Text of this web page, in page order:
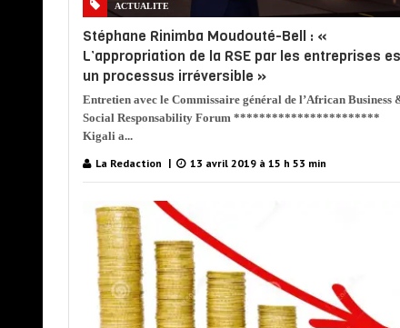
ACTUALITE
Stéphane Rinimba Moudouté-Bell : «
L’appropriation de la RSE par les entreprises
un processus irréversible »
Entretien avec le Commissaire général de l’African Business
Social Responsability Forum ***********************
Kigali a...
La Redaction
13 avril 2019 à 15 h 53 min